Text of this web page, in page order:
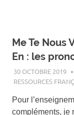
Me Te Nous
En : les
30 OCTOBRE 2019
RESSOURCES
Pour
compléments, je